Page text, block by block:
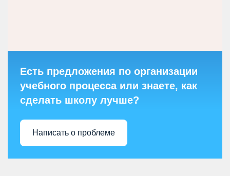
Есть предложения по организации
учебного процесса или знаете, как
сделать школу лучше?
Написать о проблеме